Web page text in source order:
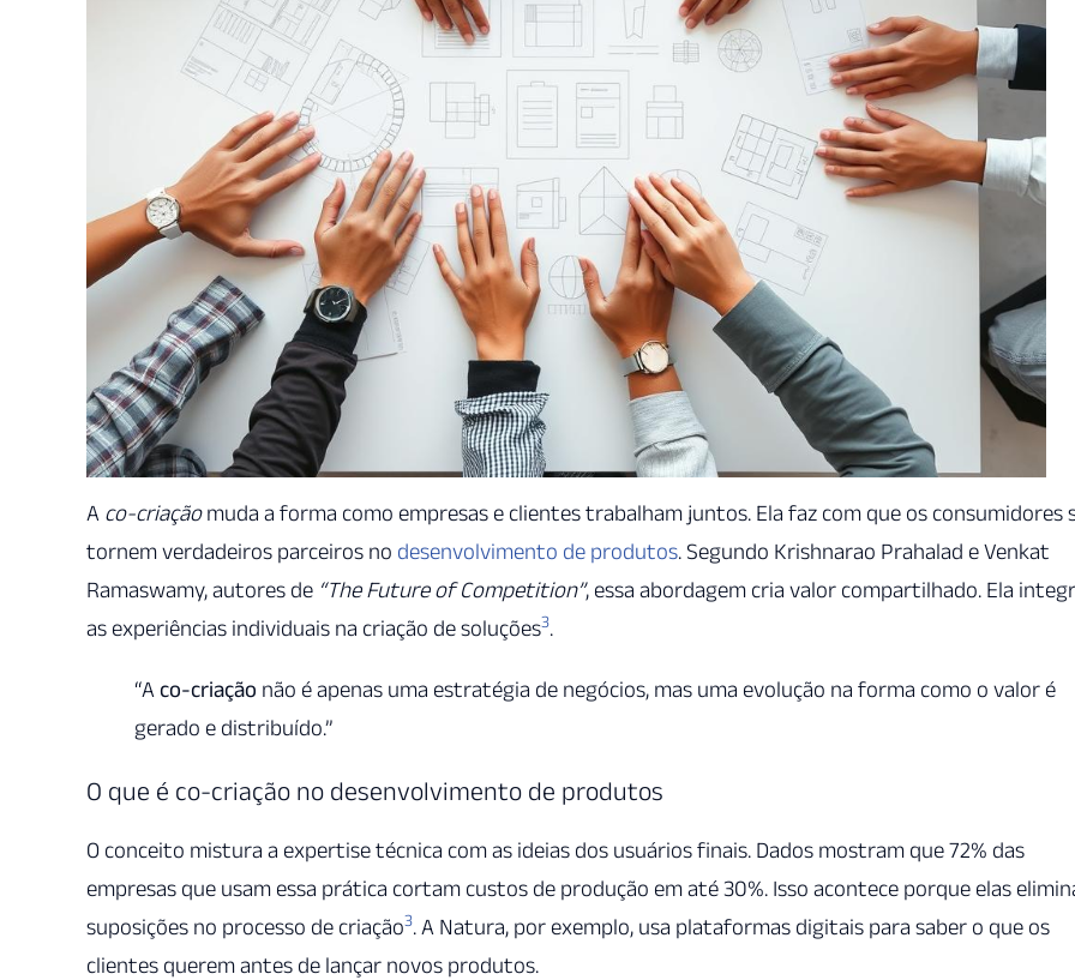
A co-criaçãomuda a forma como empresas e clientes trabalham juntos. Ela faz com que os consumidores
tornem verdadeiros parceiros no desenvolvimento de produtos. Segundo Krishnarao Prahalad e Venkat
Ramaswamy, autores de “The Future of Competition”, essa abordagem cria valor compartilhado. Ela
as experiências individuais na criação de soluções3.
“Aco-criação não é apenas uma estratégia de negócios, mas uma evolução na forma como o valor é
gerado e distribuído.”
O que é co-criação no desenvolvimento de produtos
O conceito mistura a expertise técnica com as ideias dos usuários finais. Dados mostram que 72% das
empresas que usam essa prática cortam custos de produção em até 30%. Isso acontece porque elas
suposições no processo de criação3. A Natura, por exemplo, usa plataformas digitais para saber o que os
clientes querem antes de lançar novos produtos.